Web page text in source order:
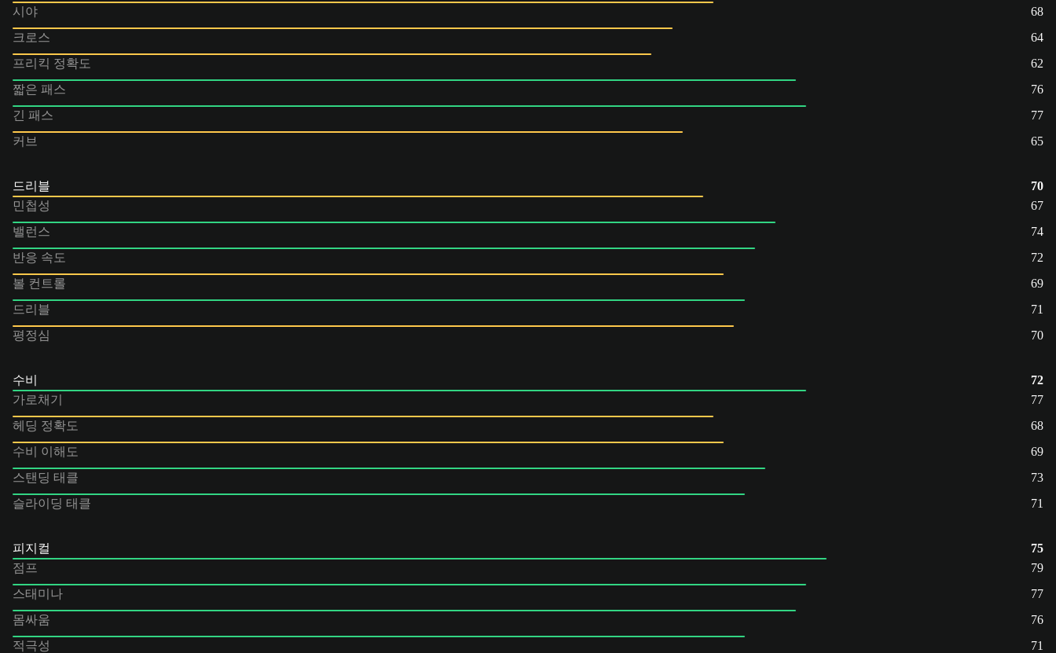
시야
68
크로스
64
프리킥 정확도
62
짧은 패스
76
긴 패스
77
커브
65
드리블
70
민첩성
67
밸런스
74
반응 속도
72
볼 컨트롤
69
드리블
71
평정심
70
수비
72
가로채기
77
헤딩 정확도
68
수비 이해도
69
스탠딩 태클
73
슬라이딩 태클
71
피지컬
75
점프
79
스태미나
77
몸싸움
76
적극성
71